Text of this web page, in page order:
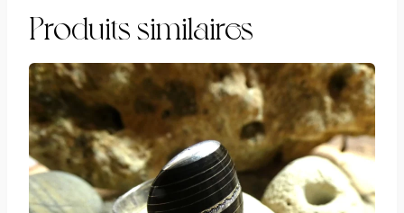
Produits similaires